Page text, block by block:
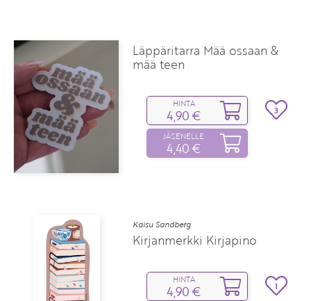
Läppäritarra Mää ossaan &
mää teen
HINTA
4,90 €
JÄSENELLE
4,40 €
3
Kaisu Sandberg
Kirjanmerkki Kirjapino
HINTA
4,90 € 1